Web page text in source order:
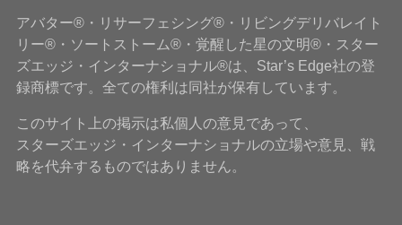
アバター®・リサーフェシング®・リビングデリバレイト
リー®・ソートストーム®・覚醒した星の文明®・スター
ズエッジ・インターナショナル®は、Star’s Edge社の登
録商標です。全ての権利は同社が保有しています。
このサイト上の掲示は私個人の意見であって、
スターズエッジ・インターナショナルの立場や意見、戦
略を代弁するものではありません。